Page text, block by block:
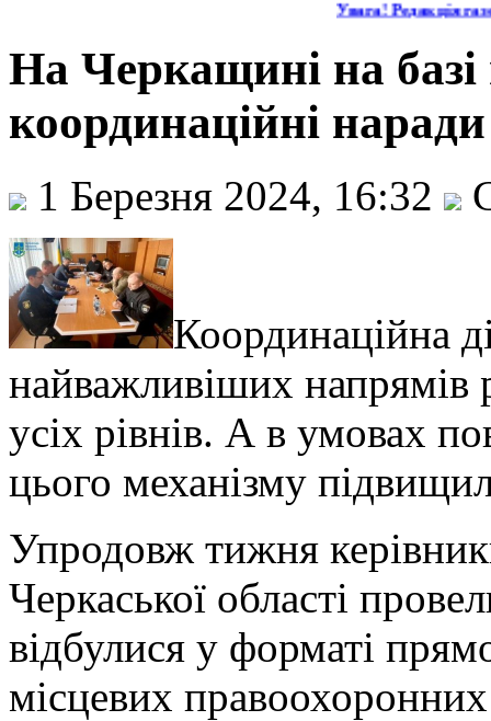
Увага! Редакція
На Черкащині на базі
координаційні
1 Березня 2024, 16:32
Координаційна
найважливіших напрямів
усіх рівнів. А в умовах
цього механізму
Упродовж тижня
Черкаської області
відбулися у форматі
місцевих правоохоронних